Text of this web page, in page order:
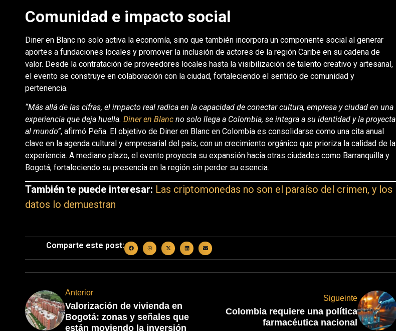
Comunidad e impacto social
Diner en Blanc no solo activa la economía, sino que también incorpora un componente social al generar
aportes a fundaciones locales y promover la inclusión de actores de la región Caribe en su cadena de
valor. Desde la contratación de proveedores locales hasta la visibilización de talento creativo y artesanal,
el evento se construye en colaboración con la ciudad, fortaleciendo el sentido de comunidad y
pertenencia.
“Más allá de las cifras, el impacto real radica en la capacidad de conectar cultura, empresa y ciudad en una
experiencia que deja huella. Diner en Blancno solo llega a Colombia, se integra a su identidad y la proyecta
al mundo”, afirmó Peña. El objetivo de Diner en Blanc en Colombia es consolidarse como una cita anual
clave en la agenda cultural y empresarial del país, con un crecimiento orgánico que prioriza la calidad de la
experiencia. A mediano plazo, el evento proyecta su expansión hacia otras ciudades como Barranquilla y
Bogotá, fortaleciendo su presencia en la región sin perder su esencia.
También te puede interesar: Las criptomonedas no son el paraíso del crimen, y los
datos lo demuestran
Comparte este post:
Anterior
Valorización de vivienda en
Bogotá: zonas y señales que
están moviendo la inversión
Sigueinte
Colombia requiere una política
farmacéutica nacional